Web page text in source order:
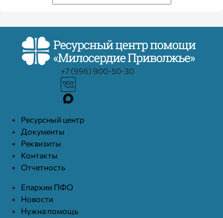
+7 (996) 900-50-30
Ресурcный центр
Документы
Реквизиты
Контакты
Отчетность
Епархии ПФО
Новости
Нужна помощь